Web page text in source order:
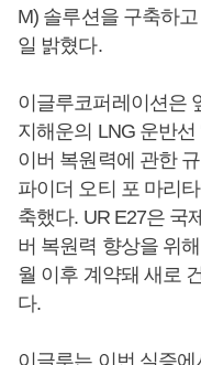
M) 솔루션을 구축하
일 밝혔다.
이글루코퍼레이션은
지해운의 LNG 운반선
이버 복원력에 관한
파이더 오티 포 마리
축했다. UR E27은 국
버 복원력 향상을 위
월 이후 계약돼 새로
다.
이글루는 이번 실증에